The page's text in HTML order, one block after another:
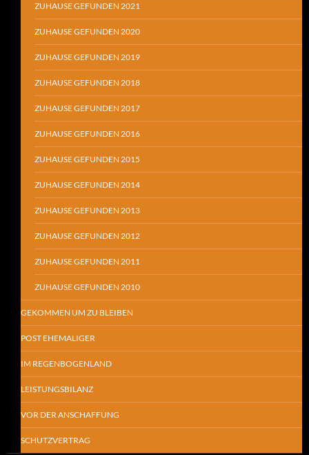
ZUHAUSE GEFUNDEN 2021
ZUHAUSE GEFUNDEN 2020
ZUHAUSE GEFUNDEN 2019
ZUHAUSE GEFUNDEN 2018
ZUHAUSE GEFUNDEN 2017
ZUHAUSE GEFUNDEN 2016
ZUHAUSE GEFUNDEN 2015
ZUHAUSE GEFUNDEN 2014
ZUHAUSE GEFUNDEN 2013
ZUHAUSE GEFUNDEN 2012
ZUHAUSE GEFUNDEN 2011
ZUHAUSE GEFUNDEN 2010
GEKOMMEN UM ZU BLEIBEN
POST EHEMALIGER
IM REGENBOGENLAND
LEISTUNGSBILANZ
VOR DER ANSCHAFFUNG
SCHUTZVERTRAG